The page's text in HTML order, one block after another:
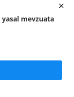
yasal mevzuata